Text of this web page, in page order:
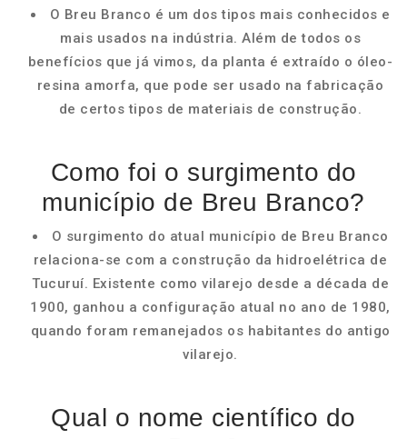
O Breu Branco é um dos tipos mais conhecidos e
mais usados na indústria. Além de todos os
benefícios que já vimos, da planta é extraído o óleo-
resina amorfa, que pode ser usado na fabricação
de certos tipos de materiais de construção.
Como foi o surgimento do
município de Breu Branco?
O surgimento do atual município de Breu Branco
relaciona-se com a construção da hidroelétrica de
Tucuruí. Existente como vilarejo desde a década de
1900, ganhou a configuração atual no ano de 1980,
quando foram remanejados os habitantes do antigo
vilarejo.
Qual o nome científico do